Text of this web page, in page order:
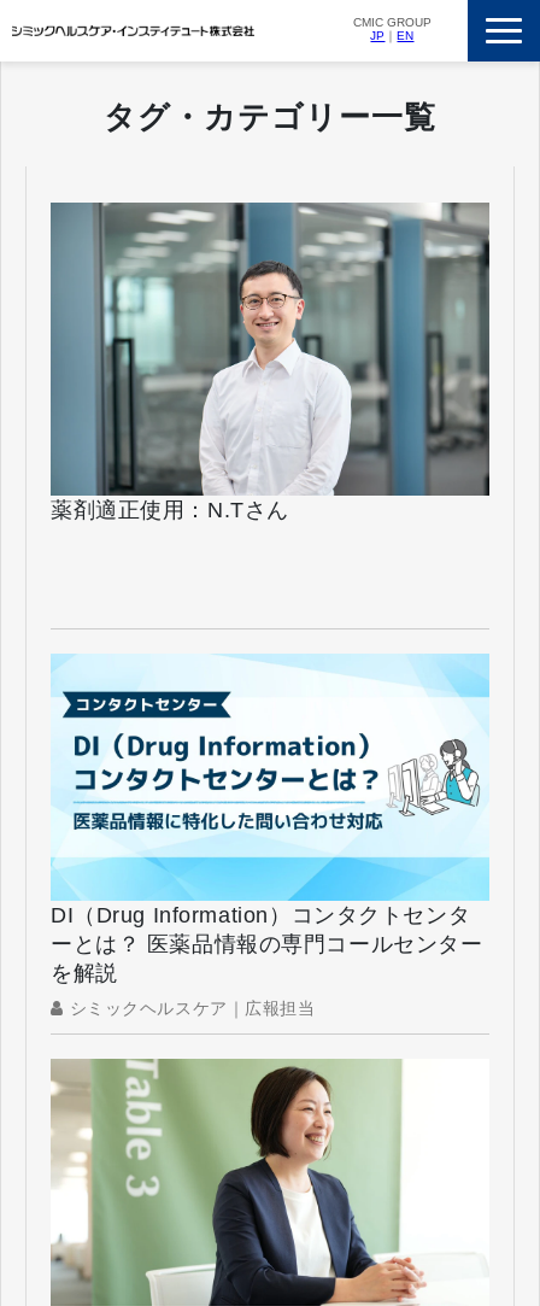
CMIC GROUP
JP ｜EN
私たちの強み
ニュースリリース
会社概要
採用情報
タグ・カテゴリー一覧
薬剤適正使用：N.Tさん
DI（Drug Information）コンタクトセンタ
ーとは？ 医薬品情報の専門コールセンター
を解説
シミックヘルスケア｜広報担当